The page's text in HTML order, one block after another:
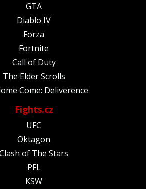
GTA
Diablo IV
Forza
Fortnite
Call of Duty
The Elder Scrolls
Come: Deliverence
Fights.cz
UFC
Oktagon
of The Stars
PFL
KSW